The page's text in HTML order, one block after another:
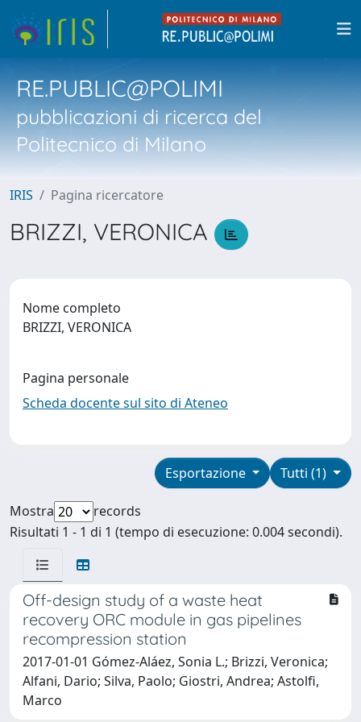
RE.PUBLIC@POLIMI
pubblicazioni di ricerca del
Politecnico di Milano
IRIS Pagina ricercatore
BRIZZI, VERONICA
Nome completo
BRIZZI, VERONICA
Pagina personale
Scheda docente sul sito di Ateneo
Tutti (1)
Esportazione
Mostra
records
Risultati 1 - 1 di 1 (tempo di esecuzione: 0.004 secondi).
Off-design study of a waste heat
recovery ORC module in gas pipelines
recompression station
2017-01-01 Gómez-Aláez, Sonia L.; Brizzi, Veronica;
Alfani, Dario; Silva, Paolo; Giostri, Andrea; Astolfi,
Marco